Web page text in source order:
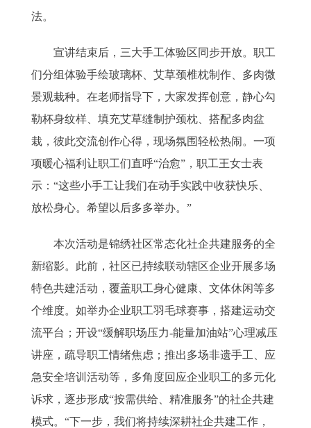
法。
宣讲结束后，三大手工体验区同步开放。职工
们分组体验手绘玻璃杯、艾草颈椎枕制作、多肉微
景观栽种。在老师指导下，大家发挥创意，静心勾
勒杯身纹样、填充艾草缝制护颈枕、搭配多肉盆
栽，彼此交流创作心得，现场氛围轻松热闹。一项
项暖心福利让职工们直呼“治愈”，职工王女士表
示：“这些小手工让我们在动手实践中收获快乐、
放松身心。希望以后多多举办。”
本次活动是锦绣社区常态化社企共建服务的全
新缩影。此前，社区已持续联动辖区企业开展多场
特色共建活动，覆盖职工身心健康、文体休闲等多
个维度。如举办企业职工羽毛球赛事，搭建运动交
流平台；开设“缓解职场压力-能量加油站”心理减压
讲座，疏导职工情绪焦虑；推出多场非遗手工、应
急安全培训活动等，多角度回应企业职工的多元化
诉求，逐步形成“按需供给、精准服务”的社企共建
模式。“下一步，我们将持续深耕社企共建工作，